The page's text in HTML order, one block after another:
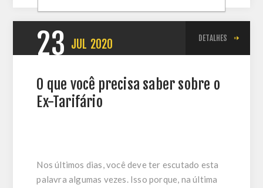
23 JUL 2020 DETALHES
O que você precisa saber sobre o
Ex-Tarifário
Nos últimos dias, você deve ter escutado esta
palavra algumas vezes. Isso porque, na última